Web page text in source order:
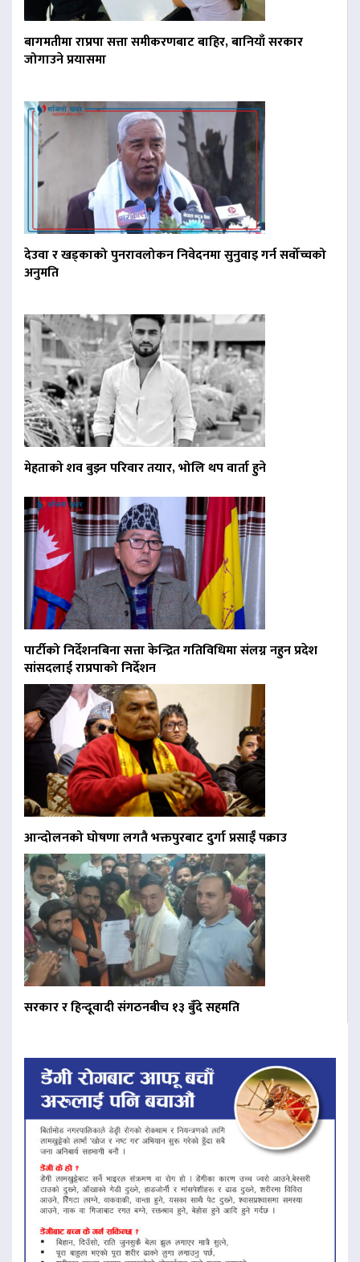
बागमतीमा राप्रपा सत्ता समीकरणबाट बाहिर, बानियाँ सरकार
जोगाउने प्रयासमा
देउवा र खड्काको पुनरावलोकन निवेदनमा सुनुवाइ गर्न सर्वोच्चको
अनुमति
मेहताको शव बुझ्न परिवार तयार, भोलि थप वार्ता हुने
पार्टीको निर्देशनबिना सत्ता केन्द्रित गतिविधिमा संलग्न नहुन प्रदेश
सांसदलाई राप्रपाको निर्देशन
आन्दोलनको घोषणा लगतै भक्तपुरबाट दुर्गा प्रसाईं पक्राउ
सरकार र हिन्दूवादी संगठनबीच १३ बुँदे सहमति